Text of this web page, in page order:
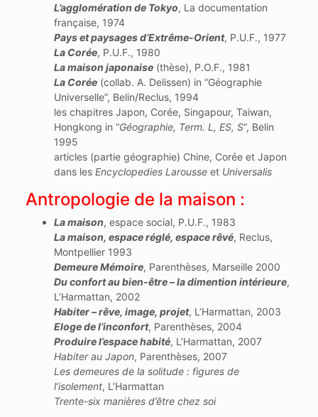
L’agglomération de Tokyo, La documentation
française, 1974
Pays et paysages d’Extrême-Orient, P.U.F., 1977
La Corée, P.U.F., 1980
La maison japonaise (thèse), P.O.F., 1981
La Corée (collab. A. Delissen) in “Géographie
Universelle”, Belin/Reclus, 1994
les chapitres Japon, Corée, Singapour, Taiwan,
Hongkong in “Géographie, Term. L, ES, S“, Belin
1995
articles (partie géographie) Chine, Corée et Japon
dans les Encyclopedies Larousse et Universalis
Antropologie de la maison :
La maison, espace social, P.U.F., 1983
La maison, espace réglé, espace rêvé, Reclus,
Montpellier 1993
Demeure Mémoire, Parenthèses, Marseille 2000
Du confort au bien-être – la dimention intérieure,
L’Harmattan, 2002
Habiter – rêve, image, projet, L’Harmattan, 2003
Eloge de l’inconfort, Parenthèses, 2004
Produire l’espace habité, L’Harmattan, 2007
Habiter au Japon, Parenthèses, 2007
Les demeures de la solitude : figures de
l’isolement, L’Harmattan
Trente-six manières d’être chez soi